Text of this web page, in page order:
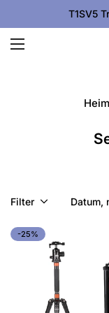
T1SV5
Heim
Filter Datum,
-25%